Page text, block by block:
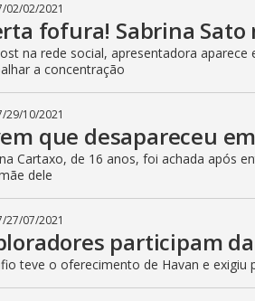
/02/02/2021
fofura! Sabrina
na rede social, apresentadora
a concentração
/29/10/2021
que desapareceu
Cartaxo, de 16 anos, foi achada após
dele
/27/07/2021
participam
teve o oferecimento de Havan e exigiu